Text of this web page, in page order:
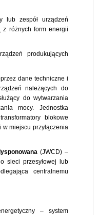
lub zespół urządzeń
z różnych form energii
produkujących
dane techniczne i
należących do
do wytwarzania
mocy. Jednostka
blokowe
miejscu przyłączenia
(JWCD) –
sieci przesyłowej lub
centralnemu
– system